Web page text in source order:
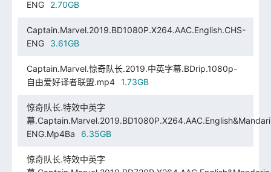
ENG
2.70GB
Captain.Marvel.2019.BD1080P.X264.AAC.English.CHS-
ENG
3.61GB
Captain.Marvel.惊奇队长.2019.中英字幕.BDrip.1080p-
自由爱好译者联盟.mp4
1.73GB
惊奇队长.特效中英字
幕
ENG.Mp4Ba
6.35GB
惊奇队长.特效中英字